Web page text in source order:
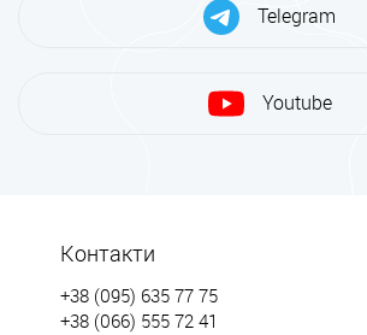
Telegram
Youtube
Контакти
+38 (095) 635 77 75
+38 (066) 555 72 41